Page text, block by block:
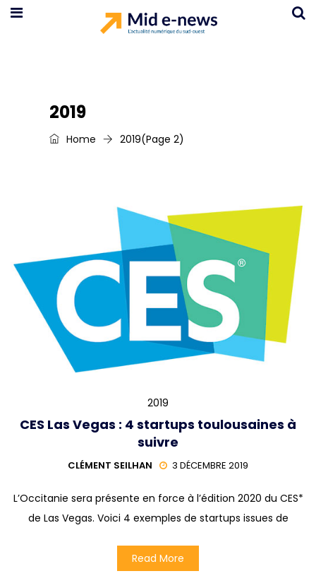
2019
Home 2019(Page 2)
2019
CES Las Vegas : 4 startups toulousaines à
suivre
CLÉMENT SEILHAN 3 DÉCEMBRE 2019
L’Occitanie sera présente en force à l’édition 2020 du CES*
de Las Vegas. Voici 4 exemples de startups issues de
Read More